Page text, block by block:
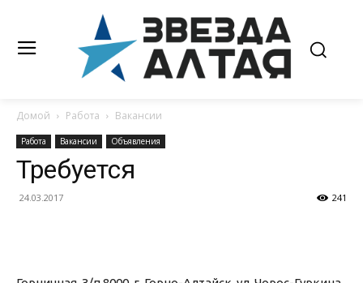
Домой Работа Вакансии
Работа Вакансии Объявления
Требуется
24.03.2017 241